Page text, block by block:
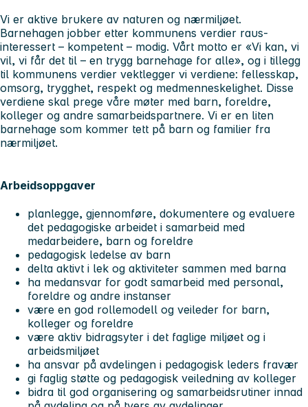
Vi er aktive brukere av naturen og nærmiljøet.
Barnehagen jobber etter kommunens verdier raus-
interessert – kompetent – modig. Vårt motto er «Vi kan, vi
vil, vi får det til – en trygg barnehage for alle», og i tillegg
til kommunens verdier vektlegger vi verdiene: fellesskap,
omsorg, trygghet, respekt og medmenneskelighet. Disse
verdiene skal prege våre møter med barn, foreldre,
kolleger og andre samarbeidspartnere. Vi er en liten
barnehage som kommer tett på barn og familier fra
nærmiljøet.
Arbeidsoppgaver
planlegge, gjennomføre, dokumentere og evaluere
det pedagogiske arbeidet i samarbeid med
medarbeidere, barn og foreldre
pedagogisk ledelse av barn
delta aktivt i lek og aktiviteter sammen med barna
ha medansvar for godt samarbeid med personal,
foreldre og andre instanser
være en god rollemodell og veileder for barn,
kolleger og foreldre
være aktiv bidragsyter i det faglige miljøet og i
arbeidsmiljøet
ha ansvar på avdelingen i pedagogisk leders fravær
gi faglig støtte og pedagogisk veiledning av kolleger
bidra til god organisering og samarbeidsrutiner innad